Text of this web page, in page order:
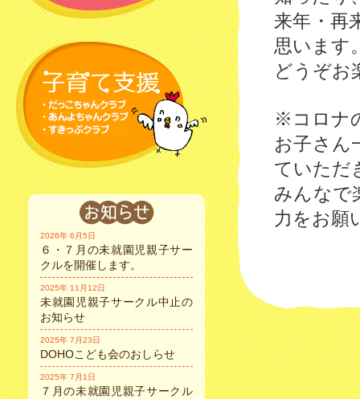
来年・再
思います
どうぞお
※コロナ
お子さん
ていただ
みんなで
力をお願
2026年 6月5日
６・７月の未就園児親子サー
クルを開催します。
2025年 11月12日
未就園児親子サークル中止の
お知らせ
2025年 7月23日
DOHOこども会のおしらせ
2025年 7月1日
７月の未就園児親子サークル